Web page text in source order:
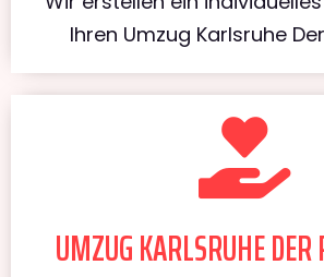
Ihren Umzug Karlsruhe
UMZUG KARLSRUHE